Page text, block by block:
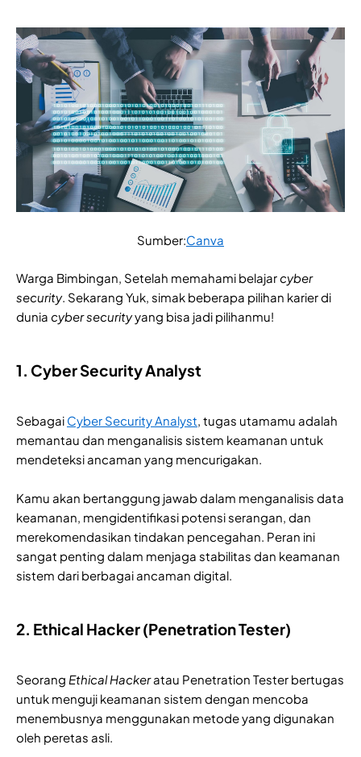
Sumber:Canva
Warga Bimbingan, Setelah memahami belajarcyber
security. Sekarang Yuk, simak beberapa pilihan karier di
dunia cyber securityyang bisa jadi pilihanmu!
1. Cyber Security Analyst
Sebagai Cyber Security Analyst, tugas utamamu adalah
memantau dan menganalisis sistem keamanan untuk
mendeteksi ancaman yang mencurigakan.
Kamu akan bertanggung jawab dalam menganalisis data
keamanan, mengidentifikasi potensi serangan, dan
merekomendasikan tindakan pencegahan. Peran ini
sangat penting dalam menjaga stabilitas dan keamanan
sistem dari berbagai ancaman digital.
2. Ethical Hacker (Penetration Tester)
Seorang Ethical Hackeratau Penetration Tester bertugas
untuk menguji keamanan sistem dengan mencoba
menembusnya menggunakan metode yang digunakan
oleh peretas asli.